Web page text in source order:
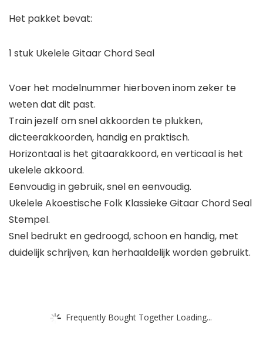
Het pakket bevat:
1 stuk Ukelele Gitaar Chord Seal
Voer het modelnummer hierboven inom zeker te
weten dat dit past.
Train jezelf om snel akkoorden te plukken,
dicteerakkoorden, handig en praktisch.
Horizontaal is het gitaarakkoord, en verticaal is het
ukelele akkoord.
Eenvoudig in gebruik, snel en eenvoudig.
Ukelele Akoestische Folk Klassieke Gitaar Chord Seal
Stempel.
Snel bedrukt en gedroogd, schoon en handig, met
duidelijk schrijven, kan herhaaldelijk worden gebruikt.
Frequently Bought Together Loading...